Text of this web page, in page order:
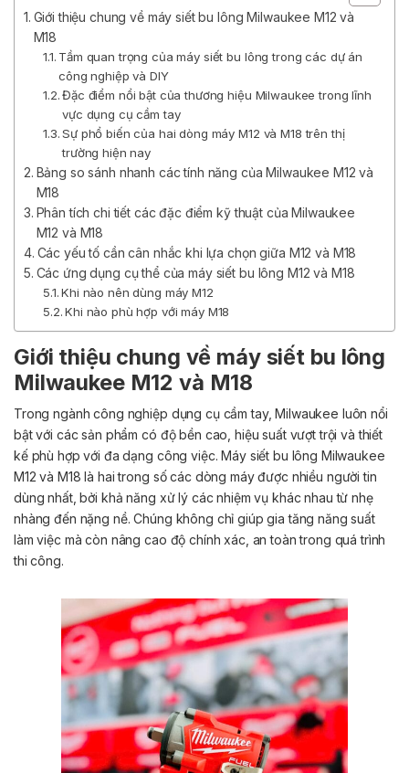
Giới thiệu chung về máy siết bu lông Milwaukee M12 và
M18
Tầm quan trọng của máy siết bu lông trong các dự án
công nghiệp và DIY
Đặc điểm nổi bật của thương hiệu Milwaukee trong lĩnh
vực dụng cụ cầm tay
Sự phổ biến của hai dòng máy M12 và M18 trên thị
trường hiện nay
Bảng so sánh nhanh các tính năng của Milwaukee M12 và
M18
Phân tích chi tiết các đặc điểm kỹ thuật của Milwaukee
M12 và M18
Các yếu tố cần cân nhắc khi lựa chọn giữa M12 và M18
Các ứng dụng cụ thể của máy siết bu lông M12 và M18
Khi nào nên dùng máy M12
Khi nào phù hợp với máy M18
Giới thiệu chung về máy siết bu lông
Milwaukee M12 và M18
Trong ngành công nghiệp dụng cụ cầm tay, Milwaukee luôn nổi
bật với các sản phẩm có độ bền cao, hiệu suất vượt trội và thiết
kế phù hợp với đa dạng công việc. Máy siết bu lông Milwaukee
M12 và M18 là hai trong số các dòng máy được nhiều người tin
dùng nhất, bởi khả năng xử lý các nhiệm vụ khác nhau từ nhẹ
nhàng đến nặng nề. Chúng không chỉ giúp gia tăng năng suất
làm việc mà còn nâng cao độ chính xác, an toàn trong quá trình
thi công.